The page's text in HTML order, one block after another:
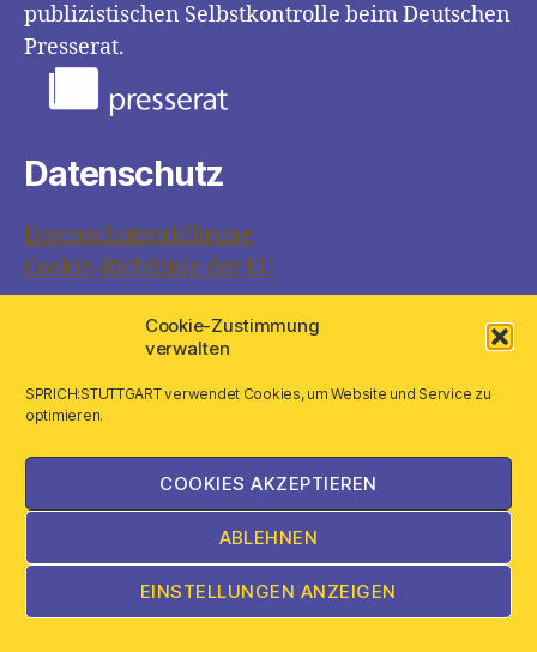
Cookie-Zustimmung
verwalten
SPRICH:STUTTGART verwendet Cookies, um Website und Service zu
optimieren.
COOKIES AKZEPTIEREN
ABLEHNEN
EINSTELLUNGEN ANZEIGEN
publizistischen Selbstkontrolle beim Deutschen
Presserat.
Datenschutz
Datenschutzerklärung
Cookie-Richtlinie der EU
SPRICH:STUTTGART Nach oben